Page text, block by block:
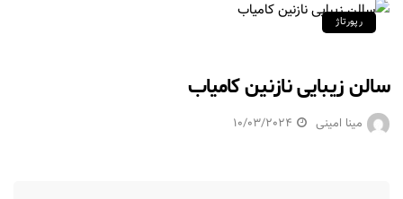
رپورتاژ
سالن زیبایی نازنین کامیاب
مینا امینی 10/03/2024